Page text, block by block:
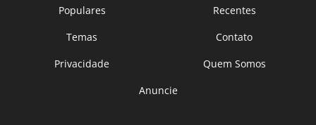
Populares
Recentes
Temas
Contato
Privacidade
Quem Somos
Anuncie